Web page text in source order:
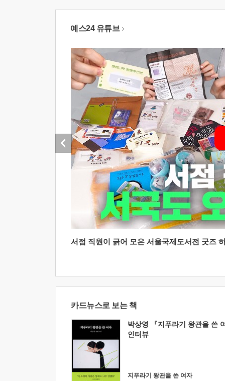
예스24 유튜브
서점 직원이 긁어 모은 서울국제도서전 굿즈
카드뉴스로 보는 책
박상영 『지푸라기 왕관을 쓴
인터뷰
지푸라기 왕관을 쓴 여자